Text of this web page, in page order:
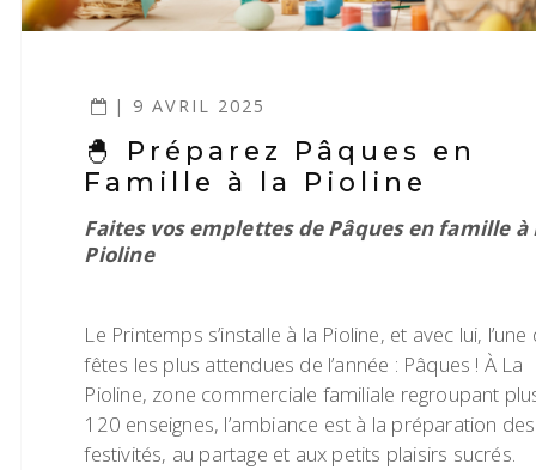
| 9 AVRIL 2025
🐣 Préparez Pâques en
Famille à la Pioline
Faites vos emplettes de Pâques en famille à
Pioline
Le Printemps s’installe à la Pioline, et avec lui, l’une
fêtes les plus attendues de l’année : Pâques ! À La
Pioline, zone commerciale familiale regroupant
120 enseignes, l’ambiance est à la préparation des
festivités, au partage et aux petits plaisirs sucrés.